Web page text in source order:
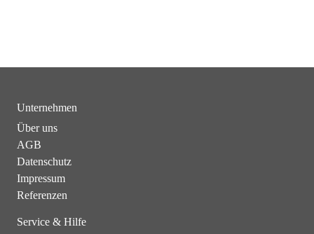
Unternehmen
Über uns
AGB
Datenschutz
Impressum
Referenzen
Service & Hilfe